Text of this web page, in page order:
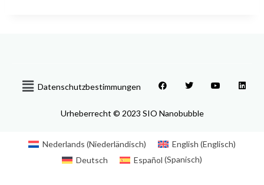
Urheberrecht © 2023 SIO Nanobubble
Datenschutzbestimmungen
Nederlands (Niederländisch) English (Englisch)
Deutsch
Español (Spanisch)